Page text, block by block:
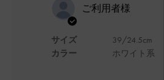
ご利用者様
サイズ
カラー
39/24.5cm
ホワイト系